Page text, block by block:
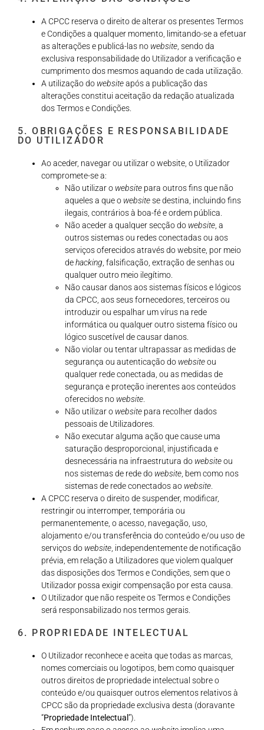
A CPCC reserva o direito de alterar os presentes Termos
e Condições a qualquer momento, limitando-se a efetuar
as alterações e publicá-las no website, sendo da
exclusiva responsabilidade do Utilizador a verificação e
cumprimento dos mesmos aquando de cada utilização.
A utilização do websiteapós a publicação das
alterações constitui aceitação da redação atualizada
dos Termos e Condições.
5. OBRIGAÇÕES E RESPONSABILIDADE
DO UTILIZADOR
Ao aceder, navegar ou utilizar o website, o Utilizador
compromete-se a:
Não utilizar o website para outros fins que não
aqueles a que o websitese destina, incluindo fins
ilegais, contrários à boa-fé e ordem pública.
Não aceder a qualquer secção do website, a
outros sistemas ou redes conectadas ou aos
serviços oferecidos através do website, por meio
dehacking, falsificação, extração de senhas ou
qualquer outro meio ilegítimo.
Não causar danos aos sistemas físicos e lógicos
da CPCC, aos seus fornecedores, terceiros ou
introduzir ou espalhar um vírus na rede
informática ou qualquer outro sistema físico ou
lógico suscetível de causar danos.
Não violar ou tentar ultrapassar as medidas de
segurança ou autenticação do websiteou
qualquer rede conectada, ou as medidas de
segurança e proteção inerentes aos conteúdos
oferecidos no website.
Não utilizar o website para recolher dados
pessoais de Utilizadores.
Não executar alguma ação que cause uma
saturação desproporcional, injustificada e
desnecessária na infraestrutura do websiteou
nos sistemas de rede do website, bem como nos
sistemas de rede conectados ao website.
A CPCC reserva o direito de suspender, modificar,
restringir ou interromper, temporária ou
permanentemente, o acesso, navegação, uso,
alojamento e/ou transferência do conteúdo e/ou uso de
serviços do website, independentemente de notificação
prévia, em relação a Utilizadores que violem qualquer
das disposições dos Termos e Condições, sem que o
Utilizador possa exigir compensação por esta causa.
O Utilizador que não respeite os Termos e Condições
será responsabilizado nos termos gerais.
6. PROPRIEDADE INTELECTUAL
O Utilizador reconhece e aceita que todas as marcas,
nomes comerciais ou logotipos, bem como quaisquer
outros direitos de propriedade intelectual sobre o
conteúdo e/ou quaisquer outros elementos relativos à
CPCC são da propriedade exclusiva desta (doravante
“Propriedade Intelectual ”).